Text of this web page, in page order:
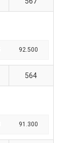
92.500
564
91.300